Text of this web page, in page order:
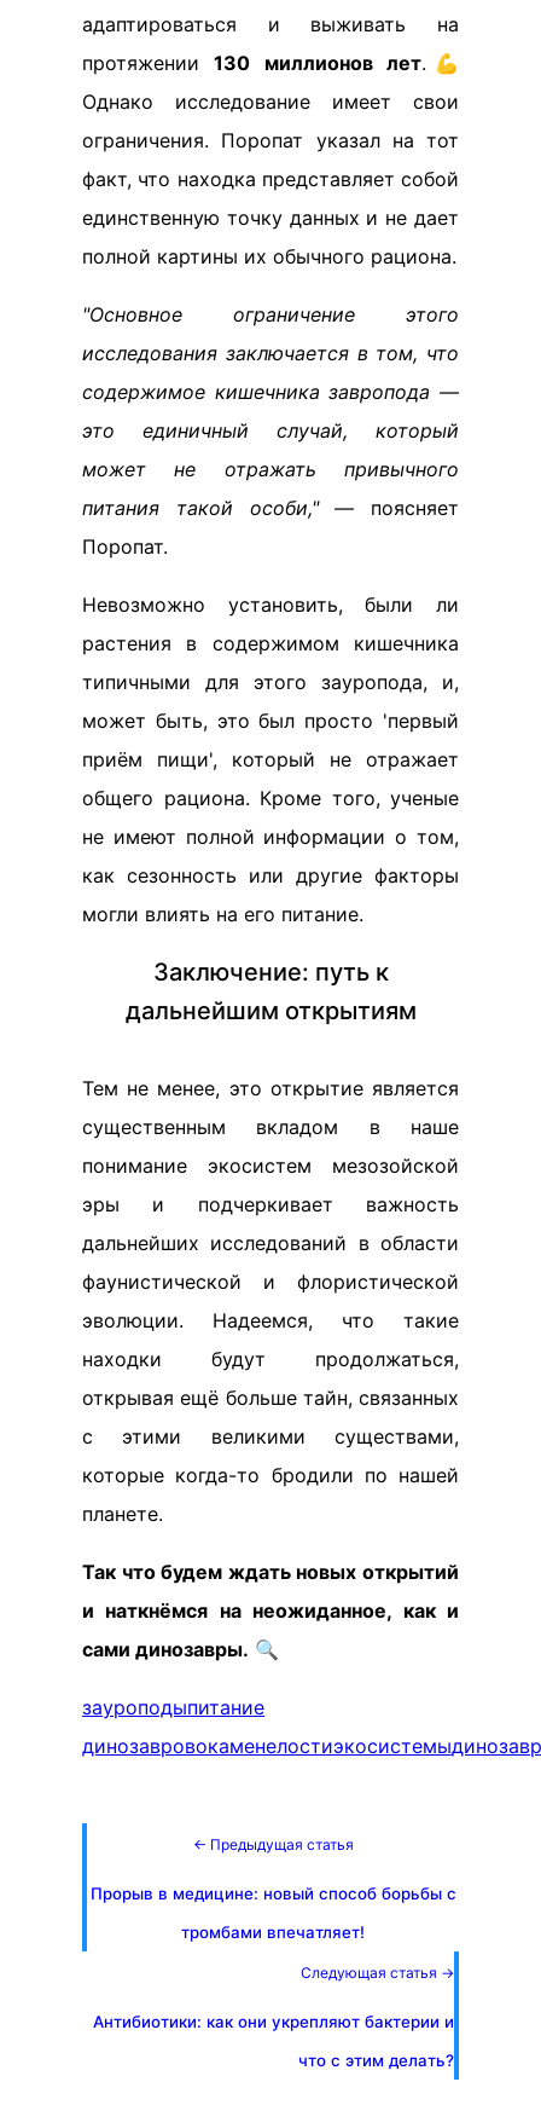
адаптироваться и выживать на
протяжении130 миллионов лет.💪
Однако исследование имеет свои
ограничения. Поропат указал на тот
факт, что находка представляет собой
единственную точку данных и не дает
полной картины их обычного рациона.
"Основное ограничение этого
исследования заключается в том, что
содержимое кишечника завропода —
это единичный случай, который
может не отражать привычного
питания такой особи,"— поясняет
Поропат.
Невозможно установить, были ли
растения в содержимом кишечника
типичными для этого зауропода, и,
может быть, это был просто 'первый
приём пищи', который не отражает
общего рациона. Кроме того, ученые
не имеют полной информации о том,
как сезонность или другие факторы
могли влиять на его питание.
Заключение: путь к
дальнейшим открытиям
Тем не менее, это открытие является
существенным вкладом в наше
понимание экосистем мезозойской
эры и подчеркивает важность
дальнейших исследований в области
фаунистической и флористической
эволюции. Надеемся, что такие
находки будут продолжаться,
открывая ещё больше тайн, связанных
с этими великими существами,
которые когда-то бродили по нашей
планете.
Так что будем ждать новых открытий
и наткнёмся на неожиданное, как и
сами динозавры. 🔍
зауроподыпитание
динозавровокаменелостиэкосистемы
← Предыдущая статья
Прорыв в медицине: новый способ борьбы с
тромбами впечатляет!
Следующая статья →
Антибиотики: как они укрепляют бактерии и
что с этим делать?